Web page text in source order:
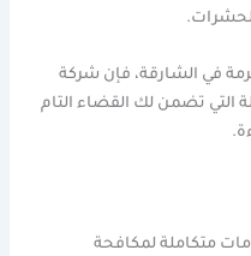
في الشارقة، فإن شركة
التي تضمن لك القضاء التام
متكاملة لمكافحة